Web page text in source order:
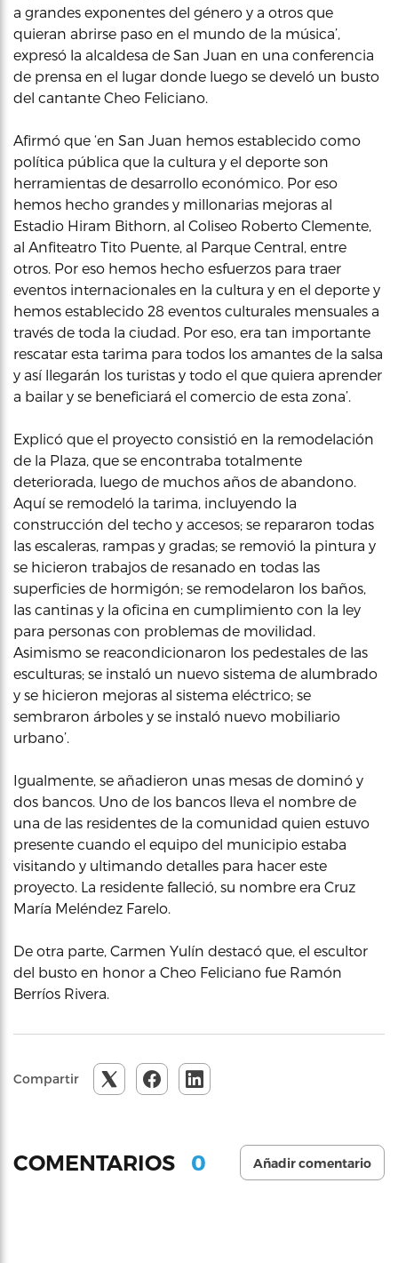
a grandes exponentes del género y a otros que
quieran abrirse paso en el mundo de la música’,
expresó la alcaldesa de San Juan en una conferencia
de prensa en el lugar donde luego se develó un busto
del cantante Cheo Feliciano.
Afirmó que ‘en San Juan hemos establecido como
política pública que la cultura y el deporte son
herramientas de desarrollo económico. Por eso
hemos hecho grandes y millonarias mejoras al
Estadio Hiram Bithorn, al Coliseo Roberto Clemente,
al Anfiteatro Tito Puente, al Parque Central, entre
otros. Por eso hemos hecho esfuerzos para traer
eventos internacionales en la cultura y en el deporte y
hemos establecido 28 eventos culturales mensuales a
través de toda la ciudad. Por eso, era tan importante
rescatar esta tarima para todos los amantes de la salsa
y así llegarán los turistas y todo el que quiera aprender
a bailar y se beneficiará el comercio de esta zona’.
Explicó que el proyecto consistió en la remodelación
de la Plaza, que se encontraba totalmente
deteriorada, luego de muchos años de abandono.
Aquí se remodeló la tarima, incluyendo la
construcción del techo y accesos; se repararon todas
las escaleras, rampas y gradas; se removió la pintura y
se hicieron trabajos de resanado en todas las
superficies de hormigón; se remodelaron los baños,
las cantinas y la oficina en cumplimiento con la ley
para personas con problemas de movilidad.
Asimismo se reacondicionaron los pedestales de las
esculturas; se instaló un nuevo sistema de alumbrado
y se hicieron mejoras al sistema eléctrico; se
sembraron árboles y se instaló nuevo mobiliario
urbano’.
Igualmente, se añadieron unas mesas de dominó y
dos bancos. Uno de los bancos lleva el nombre de
una de las residentes de la comunidad quien estuvo
presente cuando el equipo del municipio estaba
visitando y ultimando detalles para hacer este
proyecto. La residente falleció, su nombre era Cruz
María Meléndez Farelo.
De otra parte, Carmen Yulín destacó que, el escultor
del busto en honor a Cheo Feliciano fue Ramón
Berríos Rivera.
Compartir
COMENTARIOS 0 Añadir comentario